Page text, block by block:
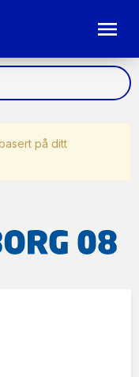
på ditt